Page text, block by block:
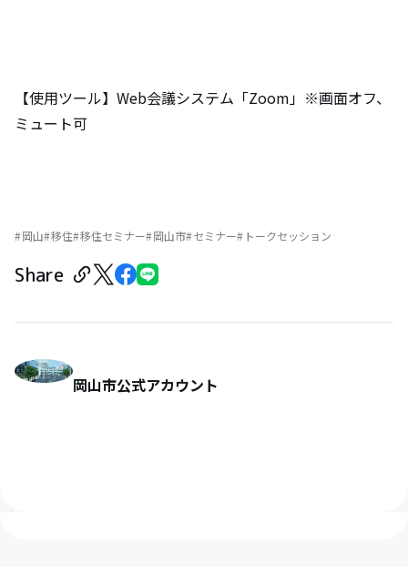
【使用ツール】Web会議システム「Zoom」※画面オフ、
ミュート可
岡山 移住 移住セミナー 岡山市 セミナー トークセッション
Share
岡山市公式アカウント